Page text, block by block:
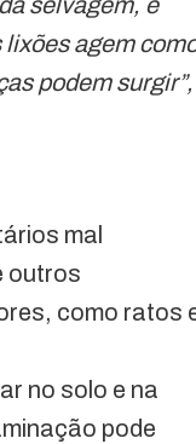
agem
podem surgir”,
mal
outros
como ratos
no solo e na
pode